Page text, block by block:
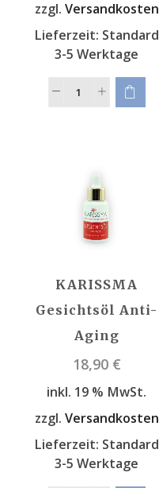
zzgl. Versandkosten
Lieferzeit: Standard
3-5 Werktage
KARISSMA
Gesichtsöl Anti-
Aging
18,90 €
inkl. 19 % MwSt.
zzgl. Versandkosten
Lieferzeit: Standard
3-5 Werktage